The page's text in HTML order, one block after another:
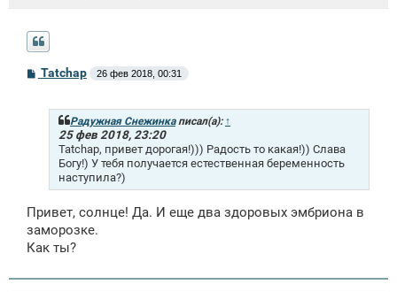
С
о
Tatchap 26 фев 2018, 00:31
Радужная Снежинкаписал(а): ↑
25 фев 2018, 23:20
Tatchap, привет дорогая!))) Радость то какая!)) Слава
Богу!) У тебя получается естественная беременность
наступила?)
Привет, солнце! Да. И еще два здоровых эмбриона в
заморозке.
Как ты?